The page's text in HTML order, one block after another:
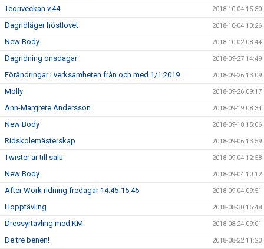
Teoriveckan v.44 2018-10-04 15:30
Dagridläger höstlovet 2018-10-04 10:26
New Body 2018-10-02 08:44
Dagridning onsdagar 2018-09-27 14:49
Förändringar i verksamheten från och med 1/1 2019. 2018-09-26 13:09
Molly 2018-09-26 09:17
Ann-Margrete Andersson 2018-09-19 08:34
New Body 2018-09-18 15:06
Ridskolemästerskap 2018-09-06 13:59
Twister är till salu 2018-09-04 12:58
New Body 2018-09-04 10:12
After Work ridning fredagar 14.45-15.45 2018-09-04 09:51
Hopptävling 2018-08-30 15:48
Dressyrtävling med KM 2018-08-24 09:01
De tre benen! 2018-08-22 11:20